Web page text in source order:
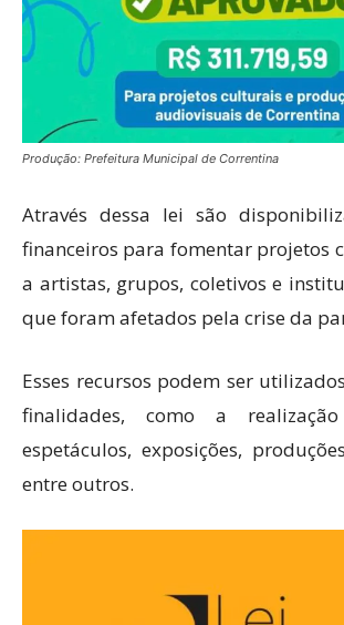
Produção: Prefeitura Municipal de Correntina
Através dessa lei são
financeiros para fomentar projetos
a artistas, grupos, coletivos e
que foram afetados pela crise da
Esses recursos podem ser
finalidades, como a
espetáculos, exposições,
entre outros.